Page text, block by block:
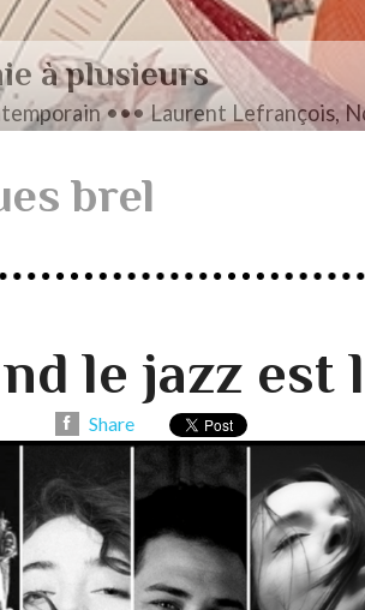
à plusieurs
••• Laurent Lefrançois,
brel
le jazz est
Share